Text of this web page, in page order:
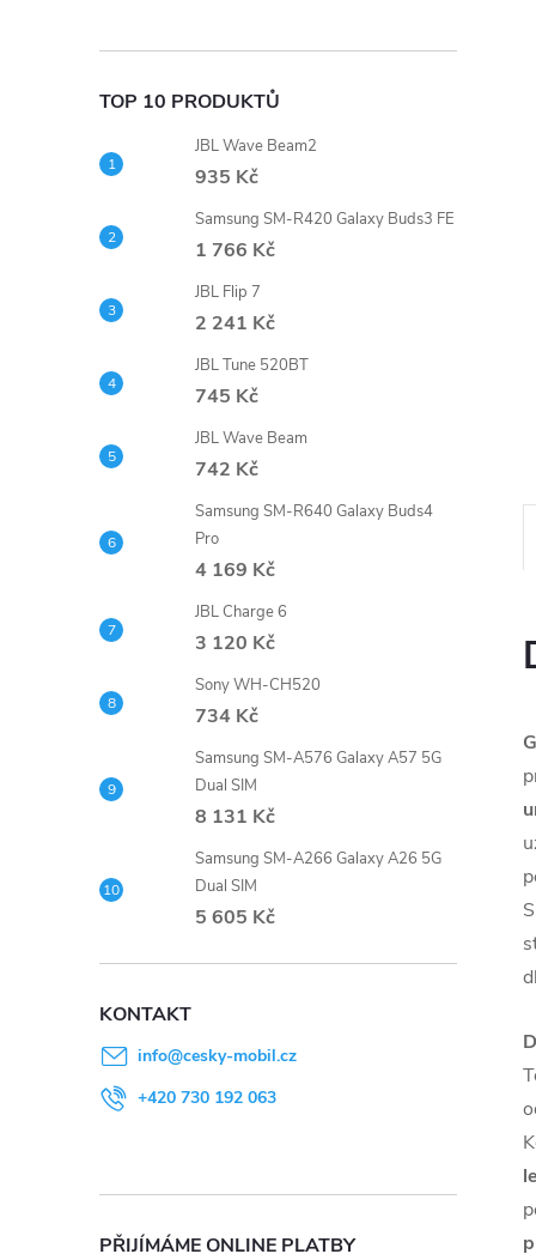
p
a
n
e
TOP 10 PRODUKTŮ
JBL Wave Beam2
935 Kč
Samsung SM-R420 Galaxy Buds3 FE
1 766 Kč
JBL Flip 7
2 241 Kč
JBL Tune 520BT
745 Kč
JBL Wave Beam
742 Kč
Samsung SM-R640 Galaxy Buds4
Pro
4 169 Kč
JBL Charge 6
3 120 Kč
Sony WH-CH520
734 Kč
Samsung SM-A576 Galaxy A57 5G
Dual SIM
8 131 Kč
Samsung SM-A266 Galaxy A26 5G
Dual SIM
5 605 Kč
KONTAKT
info@cesky-mobil.cz
+420 730 192 063
PŘIJÍMÁME ONLINE PLATBY